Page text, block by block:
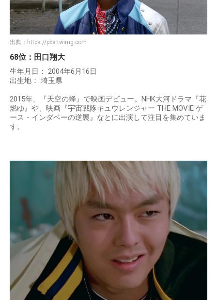
出典： https://pbs.twimg.com
68位：田口翔大
生年月日： 2004年6月16日
出生地： 埼玉県
2015年、『天空の蜂』で映画デビュー。NHK大河ドラマ『花
燃ゆ』や、映画『宇宙戦隊キュウレンジャー THE MOVIE ゲ
ース・インダベーの逆襲』なとに出演して注目を集めていま
す。